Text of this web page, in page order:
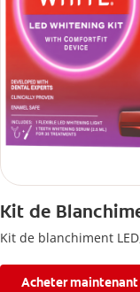
Kit de
Kit de blanchiment
Acheter maintenant